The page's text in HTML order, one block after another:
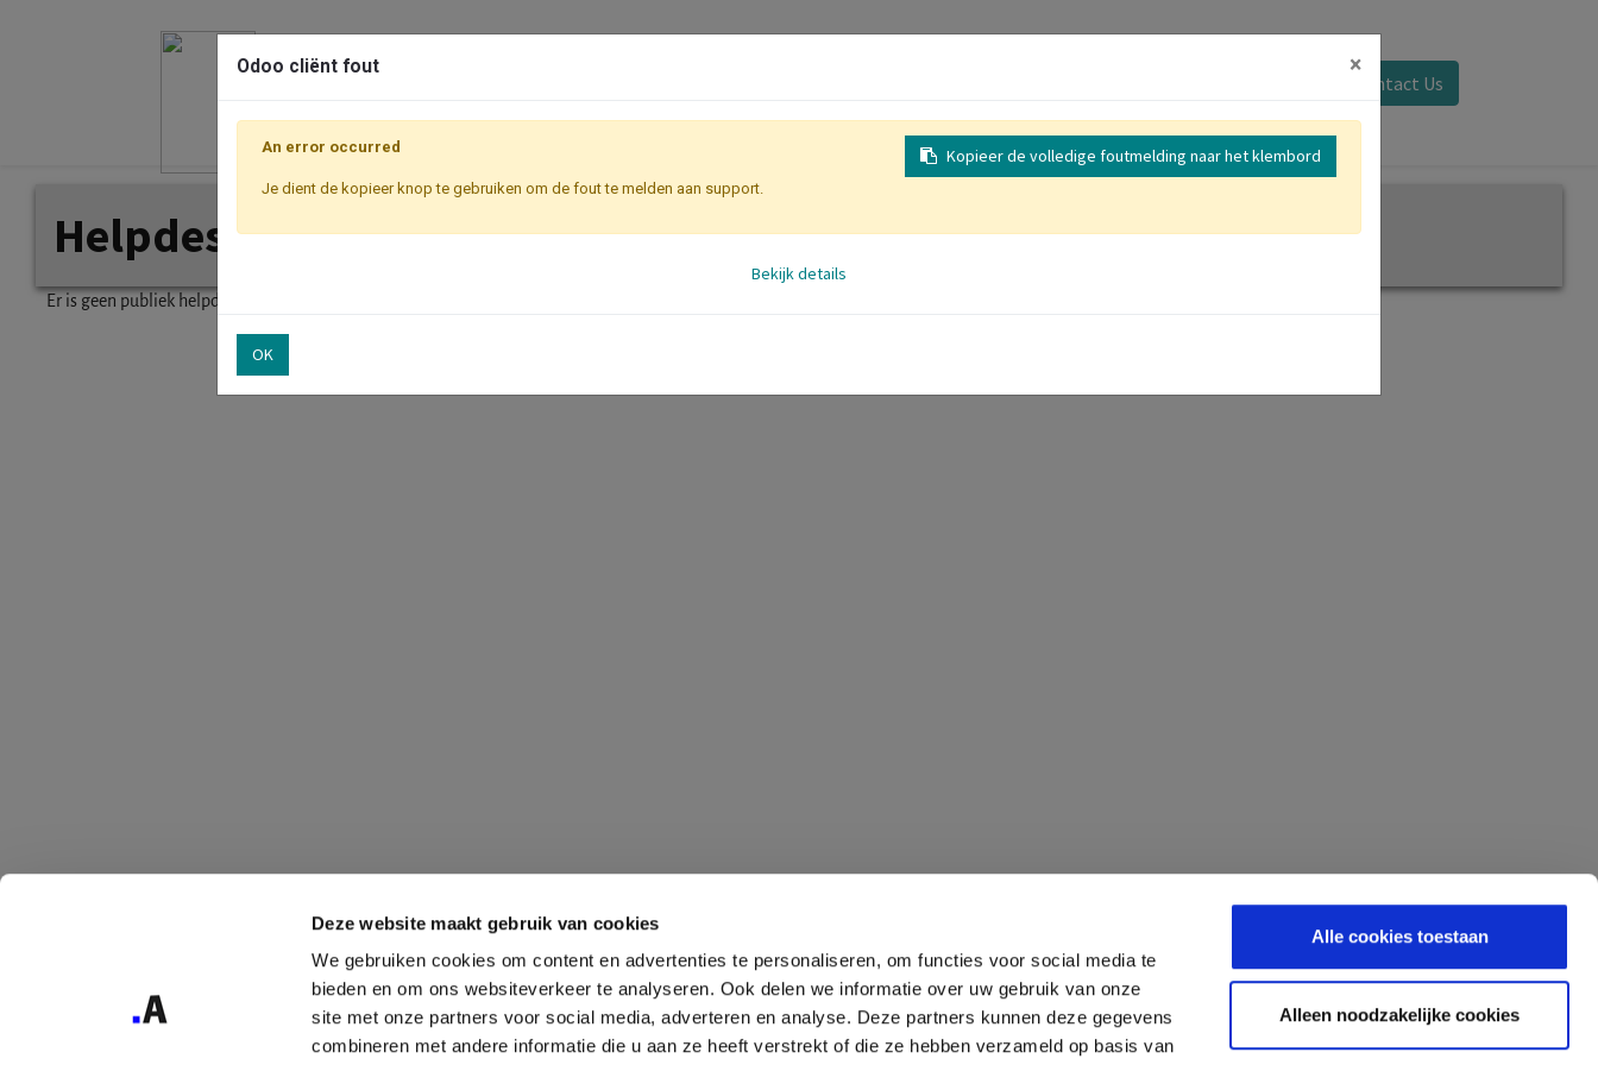
Deze website maakt gebruik van cookies
We gebruiken cookies om content en advertenties te personaliseren, om functies voor social media te
bieden en om ons websiteverkeer te analyseren. Ook delen we informatie over uw gebruik van onze
site met onze partners voor social media, adverteren en analyse. Deze partners kunnen deze gegevens
combineren met andere informatie die u aan ze heeft verstrekt of die ze hebben verzameld op basis van
Alle cookies toestaan
Alleen noodzakelijke cookies
Contact Us
Helpdesk
Er is geen publiek helpdesk team om te tonen.
Odoo cliënt fout ×
Kopieer de volledige foutmelding naar het klembord
An error occurred
Je dient de kopieer knop te gebruiken om de fout te melden aan support.
Bekijk details
OK